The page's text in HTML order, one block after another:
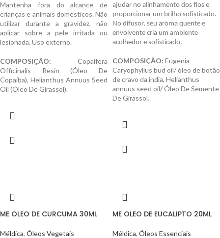
Mantenha fora do alcance de
crianças e animais domésticos. Não
utilizar durante a gravidez, não
aplicar sobre a pele irritada ou
lesionada. Uso externo.
COMPOSIÇÃO: Copaifera
Officinalis Resin (Óleo De
Copaíba), Helianthus Annuus Seed
Oil (Óleo De Girassol).
ajudar no alinhamento dos fios e
proporcionar um brilho sofisticado.
No difusor, seu aroma quente e
envolvente cria um ambiente
acolhedor e sofisticado.
COMPOSIÇÃO: Eugenia
Caryophyllus bud oil/ óleo de botão
de cravo da india, Helianthus
annuus seed oil/ Óleo De Semente
De Girassol.
ME OLEO DE CURCUMA 30ML
Méldica, Óleos Vegetais
ME OLEO DE EUCALIPTO 20ML
Méldica, Óleos Essenciais